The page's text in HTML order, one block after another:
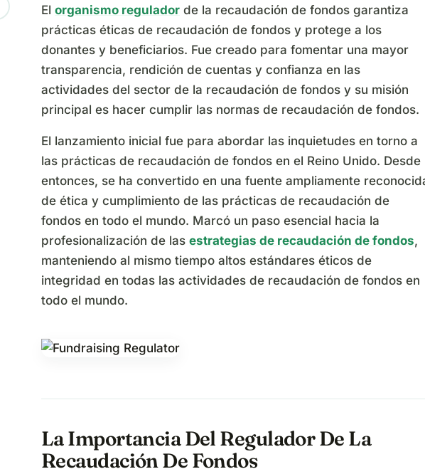
El organismo regulador de la recaudación de fondos garantiza
prácticas éticas de recaudación de fondos y protege a los
donantes y beneficiarios. Fue creado para fomentar una mayor
transparencia, rendición de cuentas y confianza en las
actividades del sector de la recaudación de fondos y su misión
principal es hacer cumplir las normas de recaudación de fondos.
El lanzamiento inicial fue para abordar las inquietudes en torno a
las prácticas de recaudación de fondos en el Reino Unido. Desde
entonces, se ha convertido en una fuente ampliamente
de ética y cumplimiento de las prácticas de recaudación de
fondos en todo el mundo. Marcó un paso esencial hacia la
profesionalización de las estrategias de recaudación de fondos,
manteniendo al mismo tiempo altos estándares éticos de
integridad en todas las actividades de recaudación de fondos en
todo el mundo.
La Importancia Del Regulador De La
Recaudación De Fondos